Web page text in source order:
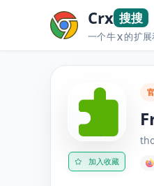
Crx 搜搜
一个牛X的扩
加入收藏